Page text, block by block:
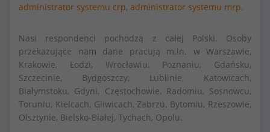
administrator systemu crp, administrator systemu mrp.
Nasi respondenci pochodzą z całej Polski. Osoby
przekazujące nam dane pracują m.in. w Warszawie,
Krakowie, Łodzi, Wrocławiu, Poznaniu, Gdańsku,
Szczecinie, Bydgoszczy, Lublinie, Katowicach,
Białymstoku, Gdyni, Częstochowie, Radomiu, Sosnowcu,
Toruniu, Kielcach, Gliwicach, Zabrzu, Bytomiu, Rzeszowie,
Olsztynie, Bielsko-Białej, Tychach, Opolu.